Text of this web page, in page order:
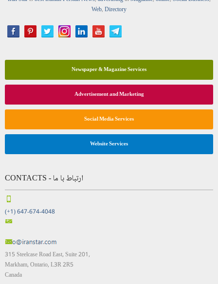
Web,Directory
Newspaper & Magazine Services
Advertisement and Marketing
Social Media Services
Website Services
CONTACTS - ارتباط با ما
(+1) 647-674-4048
315 Steelcase Road East, Suite 201,
Markham, Ontario, L3R 2R5
Canada